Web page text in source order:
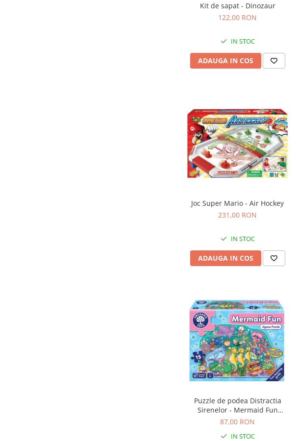
Kit de sapat - Dinozaur
122,00 RON
IN STOC
ADAUGA IN COS
Joc Super Mario - Air Hockey
231,00 RON
IN STOC
ADAUGA IN COS
Puzzle de podea Distractia
Sirenelor - Mermaid Fun
puzzle
87,00 RON
IN STOC